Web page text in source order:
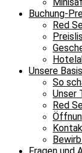
Buchung-
Red
Unsere Basis
So
Unser
Red